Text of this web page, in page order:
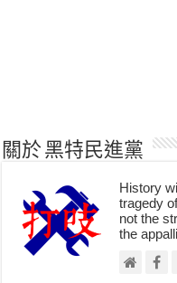
關於 黑特民進黨
History
tragedy
not the
the